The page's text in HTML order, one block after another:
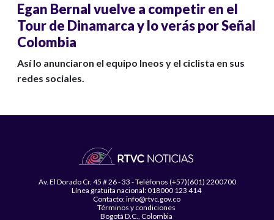
Egan Bernal vuelve a competir en el
Tour de Dinamarca y lo verás por Señal
Colombia
Así lo anunciaron el equipo Ineos y el ciclista en sus
redes sociales.
Av. El Dorado Cr. 45 # 26 - 33 - Teléfonos (+57)(601) 2200700
Línea gratuita nacional: 018000 123 414
Contacto: info@rtvc.gov.co
Términos y condiciones
Bogotá D.C., Colombia